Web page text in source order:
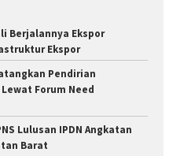
Berjalannya Ekspor
Ekspor
Pendirian
Forum Need
Lulusan IPDN Angkatan
Barat